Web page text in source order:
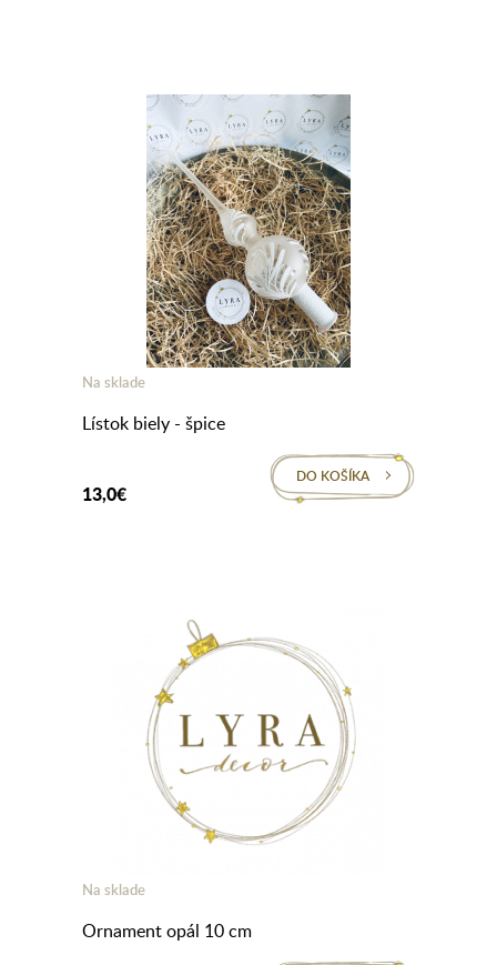
Na sklade
Lístok biely - špice
13,0€
DO KOŠÍKA
Na sklade
Ornament opál 10 cm